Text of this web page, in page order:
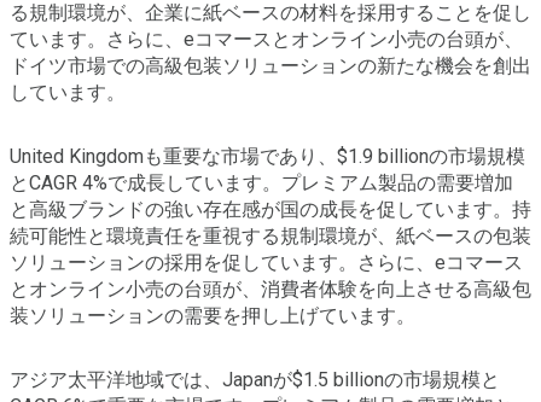
る規制環境が、企業に紙ベースの材料を採用することを促し
ています。さらに、eコマースとオンライン小売の台頭が、
ドイツ市場での高級包装ソリューションの新たな機会を創出
しています。
United Kingdomも重要な市場であり、$1.9 billionの市場規模
とCAGR 4%で成長しています。プレミアム製品の需要増加
と高級ブランドの強い存在感が国の成長を促しています。持
続可能性と環境責任を重視する規制環境が、紙ベースの包装
ソリューションの採用を促しています。さらに、eコマース
とオンライン小売の台頭が、消費者体験を向上させる高級包
装ソリューションの需要を押し上げています。
アジア太平洋地域では、Japanが$1.5 billionの市場規模と